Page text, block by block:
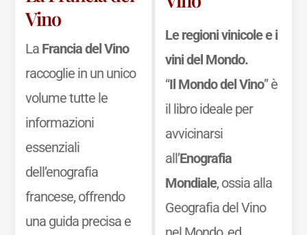
Vino
La Francia del Vino
raccoglie in un unico
volume tutte le
informazioni
essenziali
dell’enografia
francese, offrendo
una guida precisa e
Le regioni vinicole e i
vini del Mondo.
“Il Mondo del Vino” è
il libro ideale per
avvicinarsi
all’Enografia
Mondiale, ossia alla
Geografia del Vino